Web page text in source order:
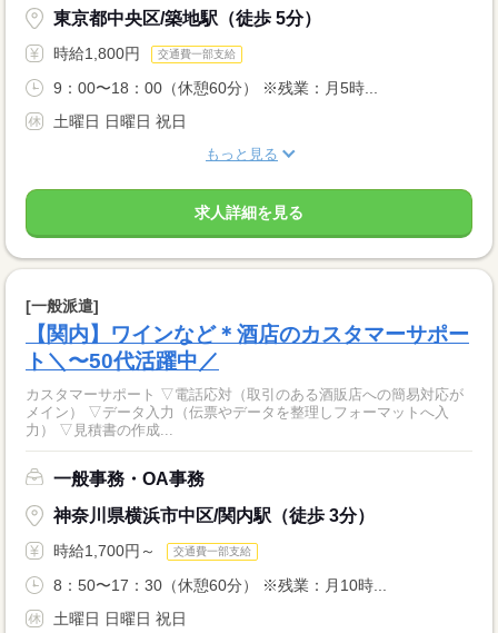
東京都中央区/築地駅（徒歩 5分）
時給1,800円 交通費一部支給
9：00〜18：00（休憩60分） ※残業：月5時...
土曜日 日曜日 祝日
もっと見る
求人詳細を見る
[一般派遣]
【関内】ワインなど＊酒店のカスタマーサポー
ト＼〜50代活躍中／
カスタマーサポート ▽電話応対（取引のある酒販店への簡易対応が
メイン） ▽データ入力（伝票やデータを整理しフォーマットへ入
力） ▽見積書の作成...
一般事務・OA事務
神奈川県横浜市中区/関内駅（徒歩 3分）
時給1,700円～ 交通費一部支給
8：50〜17：30（休憩60分） ※残業：月10時...
土曜日 日曜日 祝日